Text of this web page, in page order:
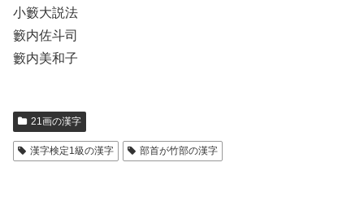
小籔大説法
籔内佐斗司
籔内美和子
21画の漢字
漢字検定1級の漢字 部首が竹部の漢字